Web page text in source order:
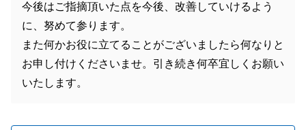
今後はご指摘頂いた点を今後、改善していけるよう
に、努めて参ります。
また何かお役に立てることがございましたら何なりと
お申し付けくださいませ。引き続き何卒宜しくお願い
いたします。